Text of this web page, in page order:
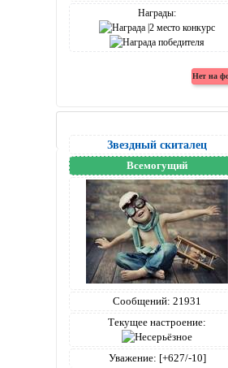
Награды:
Звездный скиталец
Всемогущий
Сообщений: 21931
Текущее настроение:
Уважение: [+627/-10]